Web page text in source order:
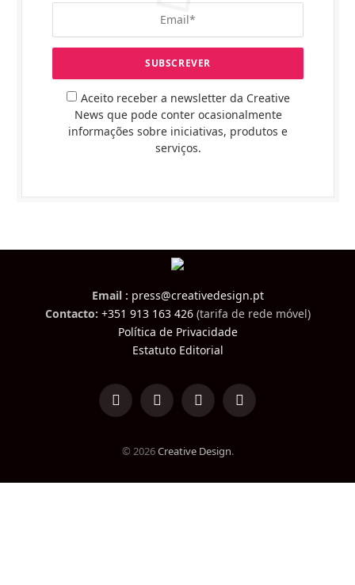
Aceito receber a newsletter da Creative
News que pode conter ocasionalmente
informações sobre iniciativas, produtos e
serviços.
Email : press@creativedesign.pt
Contacto: +351 913 163 426(tarifa de rede móvel)
Política de Privacidade
Estatuto Editorial
LinkedInFacebookInstagramTikTok
© 2026Creative Design.